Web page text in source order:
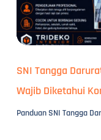
SNI Tangga
Wajib Diketahui
Panduan SNI Tangga